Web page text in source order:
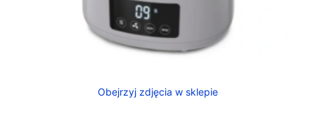
Obejrzyj zdjęcia w sklepie